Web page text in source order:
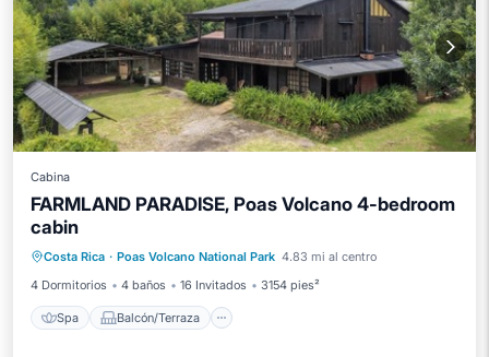
Cabina
FARMLAND PARADISE, Poas Volcano 4-bedroom
cabin
Costa Rica · Poas Volcano National Park 4.83 mi al centro
4 Dormitorios
4 baños 16 Invitados 3154 pies²
Spa Balcón/Terraza
Internet